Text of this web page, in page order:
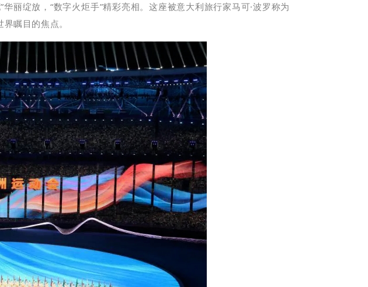
丽绽放，“数字火炬手”精彩亮相。这座被意大利旅行家马可·波罗称为
瞩目的焦点。